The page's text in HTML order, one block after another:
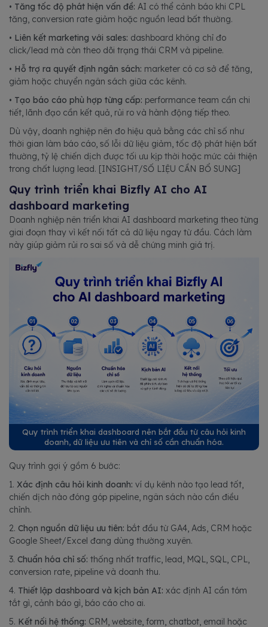
• Tăng tốc độ phát hiện vấn đề: AI có thể cảnh báo khi CPL
tăng, conversion rate giảm hoặc nguồn lead bất thường.
• Liên kết marketing với sales: dashboard không chỉ đo
click/lead mà còn theo dõi trạng thái CRM và pipeline.
• Hỗ trợ ra quyết định ngân sách: marketer có cơ sở để tăng,
giảm hoặc chuyển ngân sách giữa các kênh.
• Tạo báo cáo phù hợp từng cấp: performance team cần chi
tiết, lãnh đạo cần kết quả, rủi ro và hành động tiếp theo.
Dù vậy, doanh nghiệp nên đo hiệu quả bằng các chỉ số như
thời gian làm báo cáo, số lỗi dữ liệu giảm, tốc độ phát hiện bất
thường, tỷ lệ chiến dịch được tối ưu kịp thời hoặc mức cải thiện
trong chất lượng lead. [INSIGHT/SỐ LIỆU CẦN BỔ SUNG]
Quy trình triển khai Bizfly AI cho AI
dashboard marketing
Doanh nghiệp nên triển khai AI dashboard marketing theo từng
giai đoạn thay vì kết nối tất cả dữ liệu ngay từ đầu. Cách làm
này giúp giảm rủi ro sai số và dễ chứng minh giá trị.
Quy trình triển khai dashboard nên bắt đầu từ câu hỏi kinh
doanh, dữ liệu ưu tiên và chỉ số cần chuẩn hóa.
Quy trình gợi ý gồm 6 bước:
1. Xác định câu hỏi kinh doanh: ví dụ kênh nào tạo lead tốt,
chiến dịch nào đóng góp pipeline, ngân sách nào cần điều
chỉnh.
2. Chọn nguồn dữ liệu ưu tiên: bắt đầu từ GA4, Ads, CRM hoặc
Google Sheet/Excel đang dùng thường xuyên.
3. Chuẩn hóa chỉ số: thống nhất traffic, lead, MQL, SQL, CPL,
conversion rate, pipeline và doanh thu.
4. Thiết lập dashboard và kịch bản AI: xác định AI cần tóm
tắt gì, cảnh báo gì, báo cáo cho ai.
5. Kết nối hệ thống: CRM, website, form, chatbot, email hoặc